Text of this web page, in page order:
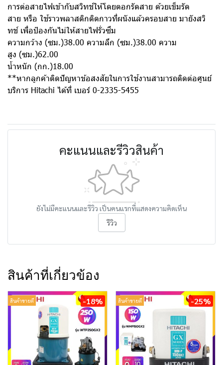
การต่อสายไฟเข้ากับสวิทช์ให้โดยตอกรัดสาย ด้วยเข็มรัด
สาย หรือ ใช้ราวพลาสติกติดกาวที่ผนังแล้วครอบสาย มายังสวิ
ทช์ เพื่อป้องกันไม่ให้สายไฟรั่วซึม
ความกว้าง (ซม.)38.00 ความลึก (ซม.)38.00 ความ
สูง (ซม.)62.00
น้ำหนัก (กก.)18.00
**หากลูกค้าติดปัญหาข้อสงสัยในการใช้งานสามารถติดต่อศูนย์
บริการ Hitachi ได้ที่ เบอร์ 0-2335-5455
คะแนนและรีวิวสินค้า
ยังไม่มีคะแนนและรีวิว เป็นคนแรกที่แสดงความคิดเห็น
รีวิว
สินค้าที่เกี่ยวข้อง
สินค้าขายดี -18% สินค้าขายดี -25%